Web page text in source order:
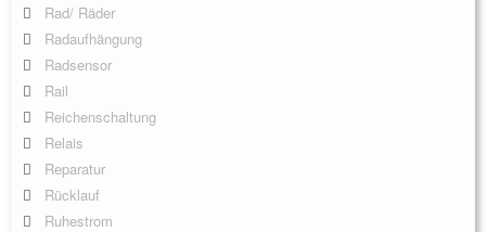
Rad/ Räder
Radaufhängung
Radsensor
Rail
Reichenschaltung
Relais
Reparatur
Rücklauf
Ruhestrom